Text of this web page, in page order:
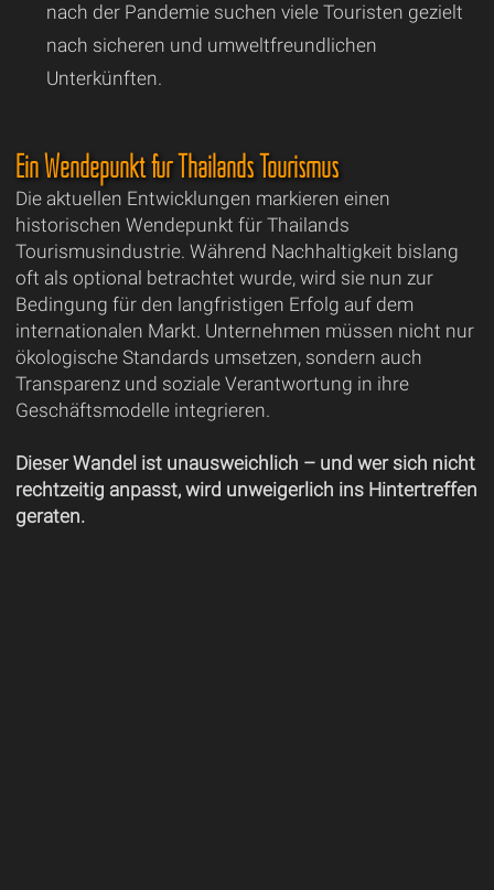
nach der Pandemie suchen viele Touristen gezielt
nach sicheren und umweltfreundlichen
Unterkünften.
Ein Wendepunkt für Thailands Tourismus
Die aktuellen Entwicklungen markieren einen
historischen Wendepunkt für Thailands
Tourismusindustrie. Während Nachhaltigkeit bislang
oft als optional betrachtet wurde, wird sie nun zur
Bedingung für den langfristigen Erfolg auf dem
internationalen Markt. Unternehmen müssen nicht nur
ökologische Standards umsetzen, sondern auch
Transparenz und soziale Verantwortung in ihre
Geschäftsmodelle integrieren.
Dieser Wandel ist unausweichlich – und wer sich nicht
rechtzeitig anpasst, wird unweigerlich ins Hintertreffen
geraten.